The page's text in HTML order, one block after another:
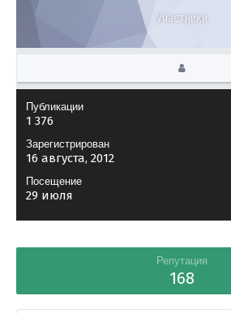
Участники
Публикации
1 376
Зарегистрирован
16 августа, 2012
Посещение
29 июля
Репутация
168